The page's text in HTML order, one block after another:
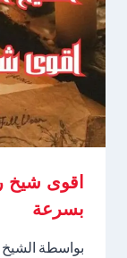
اقوى شيخ
بسرعة
بواسطة